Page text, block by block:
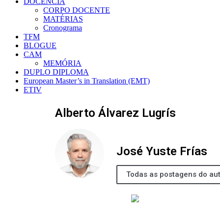
CORPO DOCENTE
MATÉRIAS
Cronograma
TFM
BLOGUE
CAM
MEMÓRIA
DUPLO DIPLOMA
European Master’s in Translation (EMT)
ETIV
Alberto Álvarez Lugrís
José Yuste Frías
Todas as postagens do